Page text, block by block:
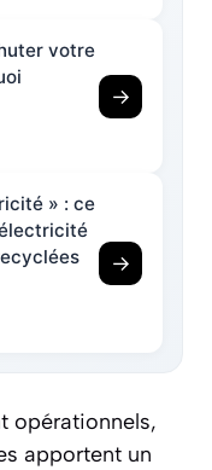
votre
→
» : ce
→
opérationnels,
apportent un